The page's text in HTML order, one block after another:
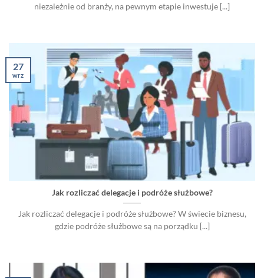
niezależnie od branży, na pewnym etapie inwestuje [...]
Jak rozliczać delegacje i podróże służbowe?
Jak rozliczać delegacje i podróże służbowe? W świecie biznesu,
gdzie podróże służbowe są na porządku [...]
27
wrz